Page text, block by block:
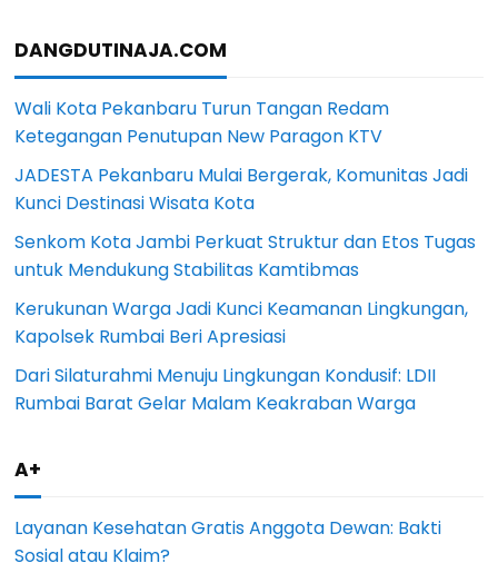
DANGDUTINAJA.COM
Wali Kota Pekanbaru Turun Tangan Redam
Ketegangan Penutupan New Paragon KTV
JADESTA Pekanbaru Mulai Bergerak, Komunitas Jadi
Kunci Destinasi Wisata Kota
Senkom Kota Jambi Perkuat Struktur dan Etos Tugas
untuk Mendukung Stabilitas Kamtibmas
Kerukunan Warga Jadi Kunci Keamanan Lingkungan,
Kapolsek Rumbai Beri Apresiasi
Dari Silaturahmi Menuju Lingkungan Kondusif: LDII
Rumbai Barat Gelar Malam Keakraban Warga
A+
Layanan Kesehatan Gratis Anggota Dewan: Bakti
Sosial atau Klaim?